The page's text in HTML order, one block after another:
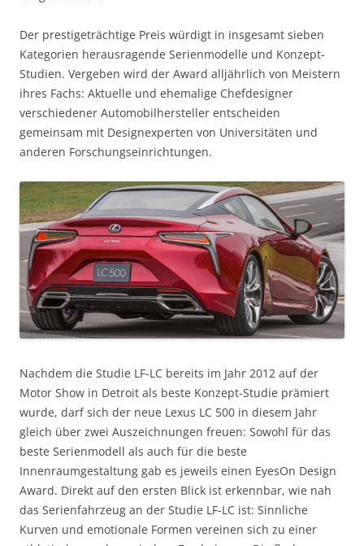
Der prestigeträchtige Preis würdigt in insgesamt sieben
Kategorien herausragende Serienmodelle und Konzept-
Studien. Vergeben wird der Award alljährlich von Meistern
ihres Fachs: Aktuelle und ehemalige Chefdesigner
verschiedener Automobilhersteller entscheiden
gemeinsam mit Designexperten von Universitäten und
anderen Forschungseinrichtungen.
Nachdem die Studie LF-LC bereits im Jahr 2012 auf der
Motor Show in Detroit als beste Konzept-Studie prämiert
wurde, darf sich der neue Lexus LC 500 in diesem Jahr
gleich über zwei Auszeichnungen freuen: Sowohl für das
beste Serienmodell als auch für die beste
Innenraumgestaltung gab es jeweils einen EyesOn Design
Award. Direkt auf den ersten Blick ist erkennbar, wie nah
das Serienfahrzeug an der Studie LF-LC ist: Sinnliche
Kurven und emotionale Formen vereinen sich zu einer